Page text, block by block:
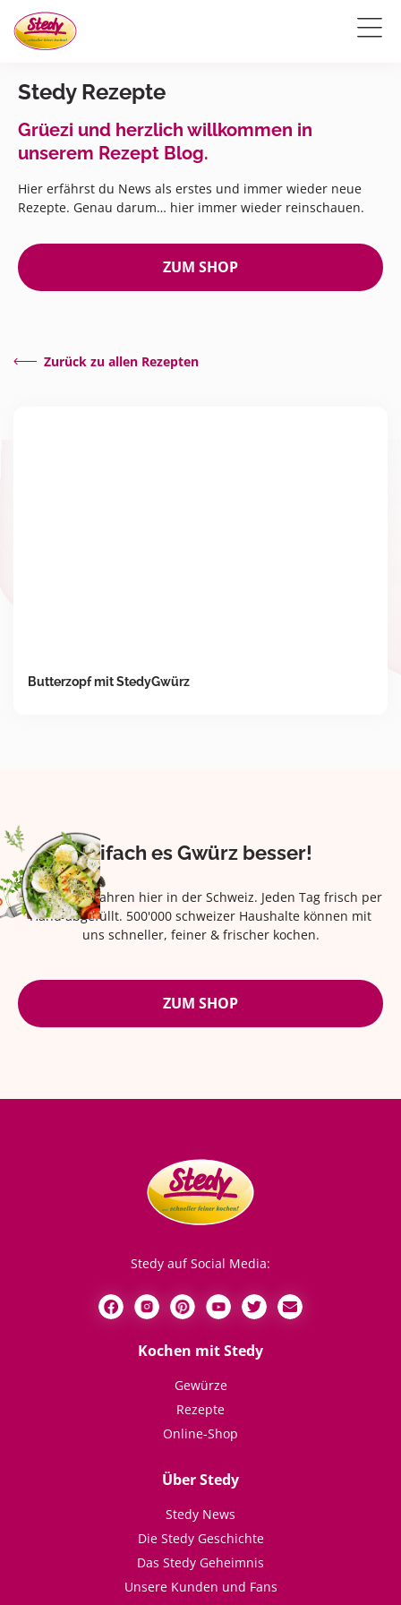
Stedy Rezepte
Grüezi und herzlich willkommen in
unserem Rezept Blog.
Hier erfährst du News als erstes und immer wieder neue
Rezepte. Genau darum… hier immer wieder reinschauen.
ZUM SHOP
Zurück zu allen Rezepten
Butterzopf mit StedyGwürz
Eifach es Gwürz besser!
Seit über 42 Jahren hier in der Schweiz. Jeden Tag frisch per
Hand abgefüllt. 500'000 schweizer Haushalte können mit
uns schneller, feiner & frischer kochen.
ZUM SHOP
Stedy auf Social Media:
Kochen mit Stedy
Gewürze
Rezepte
Online-Shop
Über Stedy
Stedy News
Die Stedy Geschichte
Das Stedy Geheimnis
Unsere Kunden und Fans